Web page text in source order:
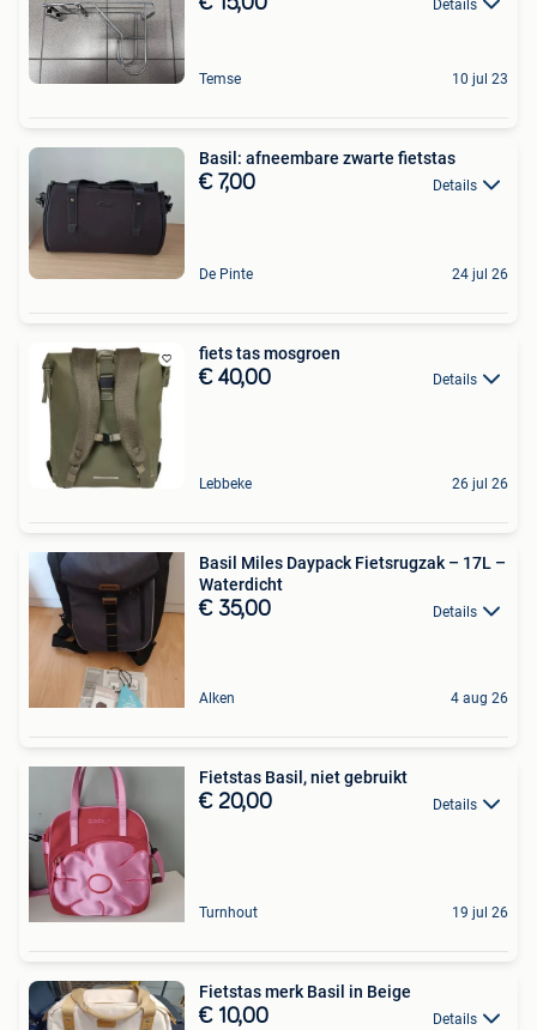
Details
Temse 10 jul 23
Basil: afneembare zwarte fietstas
€ 7,00 Details
De Pinte 24 jul 26
fiets tas mosgroen
€ 40,00 Details
Lebbeke 26 jul 26
Basil Miles Daypack Fietsrugzak – 17L –
Waterdicht
€ 35,00 Details
Alken 4 aug 26
Fietstas Basil, niet gebruikt
€ 20,00 Details
Turnhout 19 jul 26
Fietstas merk Basil in Beige
€ 10,00 Details